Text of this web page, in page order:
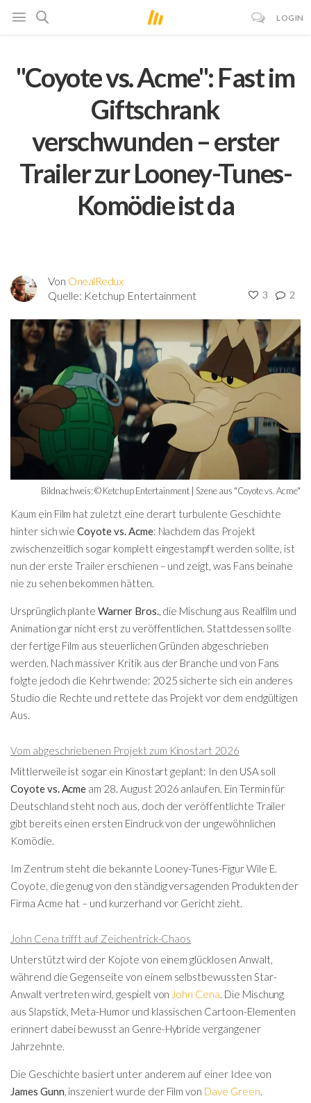
LOGIN
"Coyote vs. Acme": Fast im
Giftschrank
verschwunden – erster
Trailer zur Looney-Tunes-
Komödie ist da
Von OnealRedux
Quelle: Ketchup Entertainment 3 2
Bildnachweis: © Ketchup Entertainment | Szene aus "Coyote vs. Acme"
Kaum ein Film hat zuletzt eine derart turbulente Geschichte
hinter sich wieCoyote vs. Acme: Nachdem das Projekt
zwischenzeitlich sogar komplett eingestampft werden sollte, ist
nun der erste Trailer erschienen – und zeigt, was Fans beinahe
nie zu sehen bekommen hätten.
Ursprünglich planteWarner Bros., die Mischung aus Realfilm und
Animation gar nicht erst zu veröffentlichen. Stattdessen sollte
der fertige Film aus steuerlichen Gründen abgeschrieben
werden. Nach massiver Kritik aus der Branche und von Fans
folgte jedoch die Kehrtwende: 2025 sicherte sich ein anderes
Studio die Rechte und rettete das Projekt vor dem endgültigen
Aus.
Vom abgeschriebenen Projekt zum Kinostart 2026
Mittlerweile ist sogar ein Kinostart geplant: In den USA soll
Coyote vs. Acme am 28. August 2026 anlaufen. Ein Termin für
Deutschland steht noch aus, doch der veröffentlichte Trailer
gibt bereits einen ersten Eindruck von der ungewöhnlichen
Komödie.
Im Zentrum steht die bekannte Looney-Tunes-Figur Wile E.
Coyote, die genug von den ständig versagenden Produkten der
Firma Acme hat – und kurzerhand vor Gericht zieht.
John Cena trifft auf Zeichentrick-Chaos
Unterstützt wird der Kojote von einem glücklosen Anwalt,
während die Gegenseite von einem selbstbewussten Star-
Anwalt vertreten wird, gespielt von John Cena. Die Mischung
aus Slapstick, Meta-Humor und klassischen Cartoon-Elementen
erinnert dabei bewusst an Genre-Hybride vergangener
Jahrzehnte.
Die Geschichte basiert unter anderem auf einer Idee von
James Gunn, inszeniert wurde der Film von Dave Green.